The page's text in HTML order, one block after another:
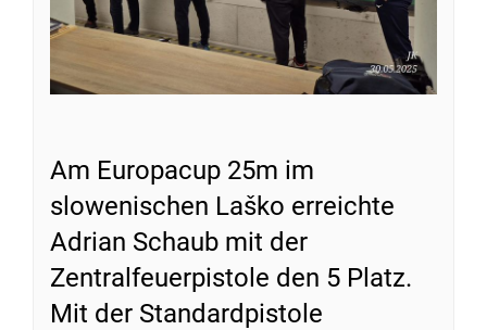
Am Europacup 25m im
slowenischen Laško erreichte
Adrian Schaub mit der
Zentralfeuerpistole den 5 Platz.
Mit der Standardpistole